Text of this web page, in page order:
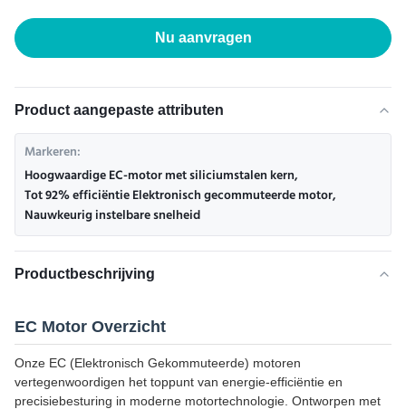
Nu aanvragen
Product aangepaste attributen
Markeren:
Hoogwaardige EC-motor met siliciumstalen kern,
Tot 92% efficiëntie Elektronisch gecommuteerde motor,
Nauwkeurig instelbare snelheid
Productbeschrijving
EC Motor Overzicht
Onze EC (Elektronisch Gekommuteerde) motoren
vertegenwoordigen het toppunt van energie-efficiëntie en
precisiebesturing in moderne motortechnologie. Ontworpen met